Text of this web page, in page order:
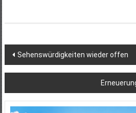
Beitragsnavigation
Sehenswürdigkeiten wieder offen